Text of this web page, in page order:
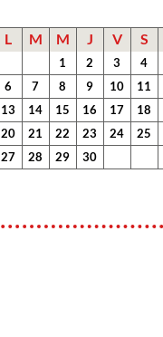
L M M J V S
1 2 3 4
6
7 8 9 10 11
13
14 15 16 17 18
20
21 22 23 24 25
27
28 29 30